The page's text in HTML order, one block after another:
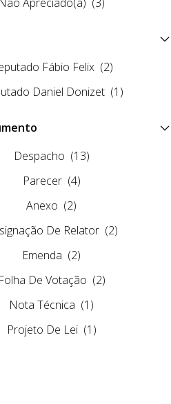
Fábio Felix (2)
Daniel Donizet (1)
Despacho (13)
Parecer (4)
Anexo (2)
De Relator (2)
Emenda (2)
Folha De Votação (2)
Nota Técnica (1)
Projeto De Lei (1)